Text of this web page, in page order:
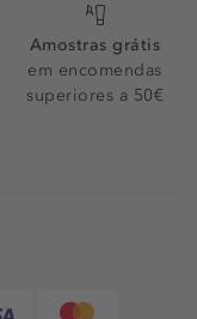
Amostras grátis
em encomendas
superiores a 50€